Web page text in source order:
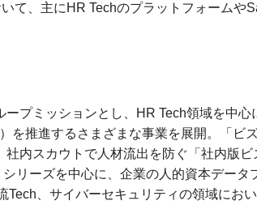
て、主にHR Techのプラットフォームや
ープミッションとし、HR Tech領域を中心
を推進するさまざまな事業を展開。「ビ
内スカウトで人材流出を防ぐ「社内版ビ
リーズを中心に、企業の人的資本データ
Tech、サイバーセキュリティの領域にお